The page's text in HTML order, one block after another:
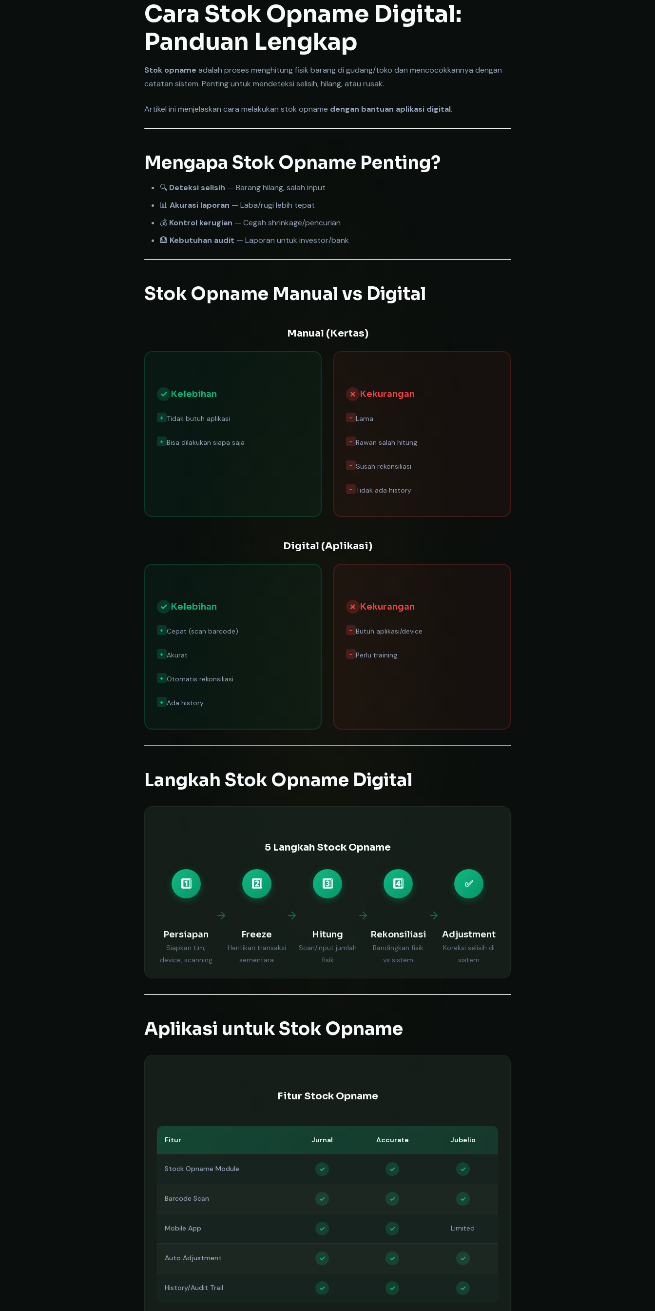
Cara Stok Opname Digital:
Panduan Lengkap
Stok opname adalah proses menghitung fisik barang di gudang/toko dan mencocokkannya dengan
catatan sistem. Penting untuk mendeteksi selisih, hilang, atau rusak.
Artikel ini menjelaskan cara melakukan stok opname dengan bantuan aplikasi digital.
Mengapa Stok Opname Penting?
🔍 Deteksi selisih — Barang hilang, salah input
📊 Akurasi laporan — Laba/rugi lebih tepat
💰 Kontrol kerugian — Cegah shrinkage/pencurian
🏦 Kebutuhan audit — Laporan untuk investor/bank
Stok Opname Manual vs Digital
Manual (Kertas)
✓ Kelebihan
+ Tidak butuh aplikasi
+ Bisa dilakukan siapa saja
✗ Kekurangan
− Lama
− Rawan salah hitung
− Susah rekonsiliasi
− Tidak ada history
Digital (Aplikasi)
✓ Kelebihan
+ Cepat (scan barcode)
+ Akurat
+ Otomatis rekonsiliasi
+ Ada history
✗ Kekurangan
− Butuh aplikasi/device
− Perlu training
Langkah Stok Opname Digital
5 Langkah Stock Opname
1️⃣
Persiapan
Siapkan tim,
device, scanning
2️⃣
Freeze
Hentikan transaksi
sementara
3️⃣
Hitung
Scan/input jumlah
fisik
4️⃣
Rekonsiliasi
Bandingkan fisik
vs sistem
✅
Adjustment
Koreksi selisih di
sistem
Aplikasi untuk Stok Opname
Fitur Stock Opname
Fitur Jurnal Accurate Jubelio
Stock Opname Module ✓ ✓ ✓
Barcode Scan ✓ ✓ ✓
Mobile App ✓ ✓ Limited
Auto Adjustment ✓ ✓ ✓
History/Audit Trail ✓ ✓ ✓